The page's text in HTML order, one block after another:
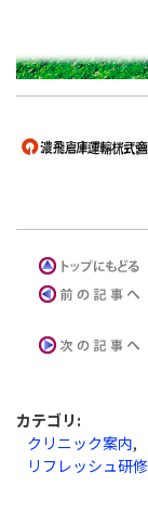
カテゴリ :
クリニック案内,
リフレッシュ研